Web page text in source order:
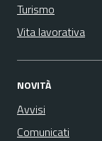
Turismo
Vita lavorativa
NOVITÀ
Avvisi
Comunicati